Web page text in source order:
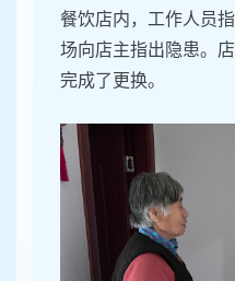
餐饮店内，工作人员
场向店主指出隐患。
完成了更换。